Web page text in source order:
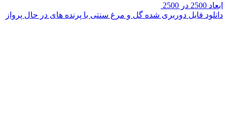
ابعاد 2500 در 2500
دانلود فایل دوربری شده گل و مرغ سنتی با پرنده های در حال پرواز